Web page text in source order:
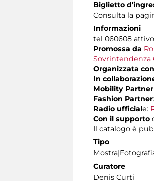
Biglietto
Consulta la
Informazioni
tel 060608
Promossa da
Sovrintendenza
Organizzata con
In
Mobility Partner
Fashion Partner:
Radio ufficiale:
Con il supporto
Il catalogo è
Tipo
Curatore
Denis Curti